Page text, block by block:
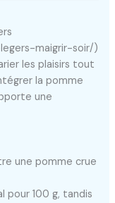
maigrir-soir/)
les plaisirs tout
la pomme
une
une pomme crue
pour 100 g, tandis